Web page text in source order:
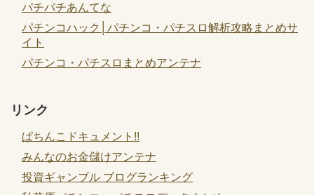
パチパチあんてな
パチンコハック│パチンコ・パチスロ解析攻略まとめサ
イト
パチンコ・パチスロまとめアンテナ
リンク
ぱちんこドキュメント!!
みんなのお金儲けアンテナ
投資ギャンブル ブログランキング